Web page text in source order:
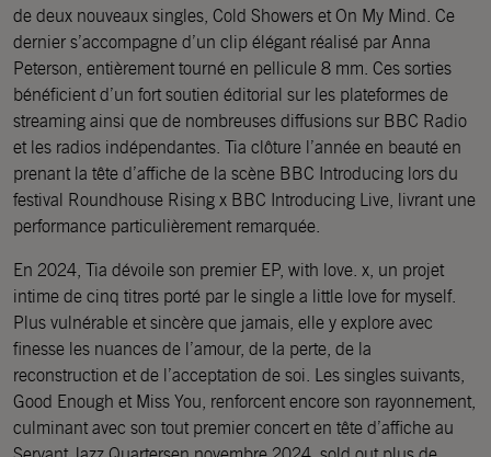
de deux nouveaux singles, Cold Showers et On My Mind. Ce
dernier s’accompagne d’un clip élégant réalisé par Anna
Peterson, entièrement tourné en pellicule 8 mm. Ces sorties
bénéficient d’un fort soutien éditorial sur les plateformes de
streaming ainsi que de nombreuses diffusions sur BBC Radio
et les radios indépendantes. Tia clôture l’année en beauté en
prenant la tête d’affiche de la scène BBC Introducing lors du
festival Roundhouse Rising x BBC Introducing Live, livrant une
performance particulièrement remarquée.
En 2024, Tia dévoile son premier EP, with love. x, un projet
intime de cinq titres porté par le single a little love for myself.
Plus vulnérable et sincère que jamais, elle y explore avec
finesse les nuances de l’amour, de la perte, de la
reconstruction et de l’acceptation de soi. Les singles suivants,
Good Enough et Miss You, renforcent encore son rayonnement,
culminant avec son tout premier concert en tête d’affiche au